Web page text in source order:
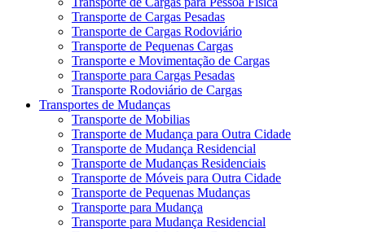
Transporte de Cargas Pesadas
Transporte de Cargas Rodoviário
Transporte de Pequenas Cargas
Transporte e Movimentação de Cargas
Transporte para Cargas Pesadas
Transporte Rodoviário de Cargas
Transportes de Mudanças
Transporte de Mobilias
Transporte de Mudança para Outra Cidade
Transporte de Mudança Residencial
Transporte de Mudanças Residenciais
Transporte de Móveis para Outra Cidade
Transporte de Pequenas Mudanças
Transporte para Mudança
Transporte para Mudança Residencial